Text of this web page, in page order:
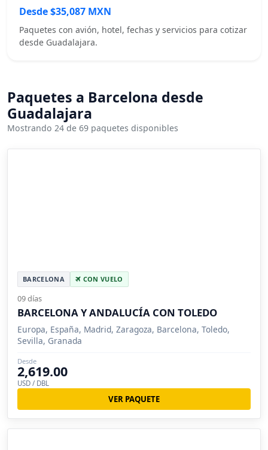
Desde $35,087 MXN
Paquetes con avión, hotel, fechas y servicios para cotizar
desde Guadalajara.
Paquetes a Barcelona desde
Guadalajara
Mostrando 24 de 69 paquetes disponibles
BARCELONA CON VUELO
09 días
BARCELONA Y ANDALUCÍA CON TOLEDO
Europa, España, Madrid, Zaragoza, Barcelona, Toledo,
Sevilla, Granada
Desde
2,619.00
USD / DBL
VER PAQUETE